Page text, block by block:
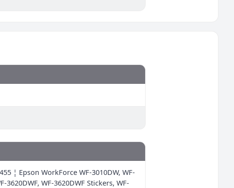
¦ Epson WorkForce WF-3010DW, WF-
3620DWF, WF-3620DWF Stickers, WF-